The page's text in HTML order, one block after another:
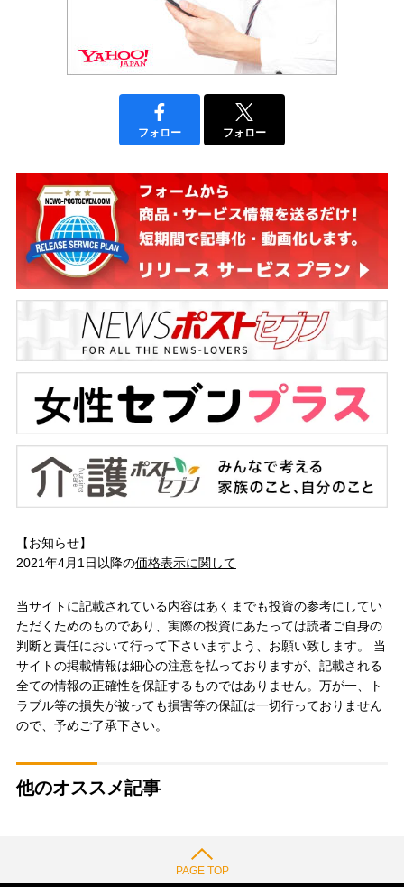
フォロー フォロー
【お知らせ】
2021年4月1日以降の価格表示に関して
当サイトに記載されている内容はあくまでも投資の参考にしてい
ただくためのものであり、実際の投資にあたっては読者ご自身の
判断と責任において行って下さいますよう、お願い致します。 当
サイトの掲載情報は細心の注意を払っておりますが、記載される
全ての情報の正確性を保証するものではありません。万が一、ト
ラブル等の損失が被っても損害等の保証は一切行っておりません
ので、予めご了承下さい。
他のオススメ記事
PAGE TOP